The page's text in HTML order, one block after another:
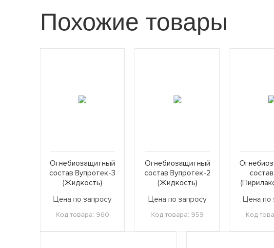
Похожие товары
Огнебиозащитный
состав Вупротек-3
(Жидкость)
Цена по запросу
Код товара: 960
Огнебиозащитный
состав Вупротек-2
(Жидкость)
Цена по запросу
Код товара: 959
Цена по
Код